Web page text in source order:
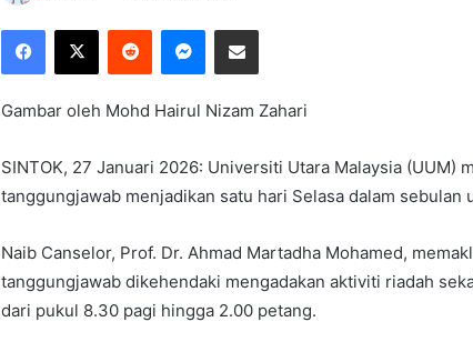
Gambar oleh Mohd Hairul Nizam Zahari
SINTOK, 27 Januari 2026: Universiti Utara Malaysia (UUM)
tanggungjawab menjadikan satu hari Selasa dalam sebulan
Naib Canselor, Prof. Dr. Ahmad Martadha Mohamed,
tanggungjawab dikehendaki mengadakan aktiviti riadah
dari pukul 8.30 pagi hingga 2.00 petang.